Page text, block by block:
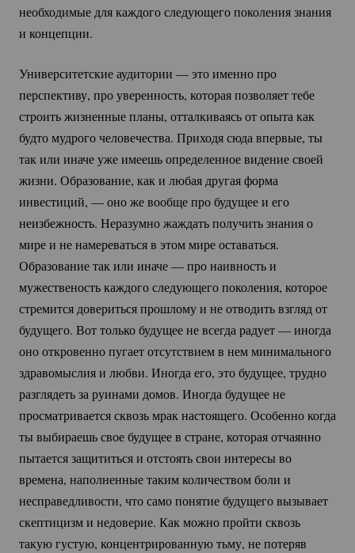
необходимые для каждого следующего поколения знания
и концепции.
Университетские аудитории — это именно про
перспективу, про уверенность, которая позволяет тебе
строить жизненные планы, отталкиваясь от опыта как
будто мудрого человечества. Приходя сюда впервые, ты
так или иначе уже имеешь определенное видение своей
жизни. Образование, как и любая другая форма
инвестиций, — оно же вообще про будущее и его
неизбежность. Неразумно жаждать получить знания о
мире и не намереваться в этом мире оставаться.
Образование так или иначе — про наивность и
мужественость каждого следующего поколения, которое
стремится довериться прошлому и не отводить взгляд от
будущего. Вот только будущее не всегда радует — иногда
оно откровенно пугает отсутствием в нем минимального
здравомыслия и любви. Иногда его, это будущее, трудно
разглядеть за руинами домов. Иногда будущее не
просматривается сквозь мрак настоящего. Особенно когда
ты выбираешь свое будущее в стране, которая отчаянно
пытается защититься и отстоять свои интересы во
времена, наполненные таким количеством боли и
несправедливости, что само понятие будущего вызывает
скептицизм и недоверие. Как можно пройти сквозь
такую густую, концентрированную тьму, не потеряв